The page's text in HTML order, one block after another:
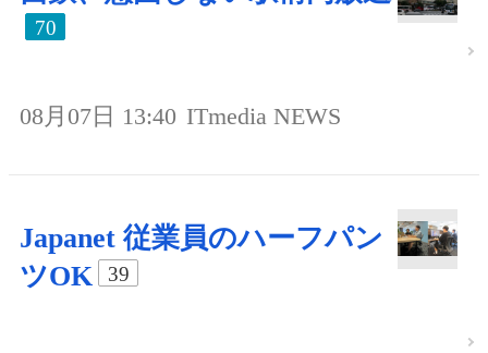
70
08月07日 13:40 ITmedia NEWS
Japanet 従業員のハーフパン
ツOK
39